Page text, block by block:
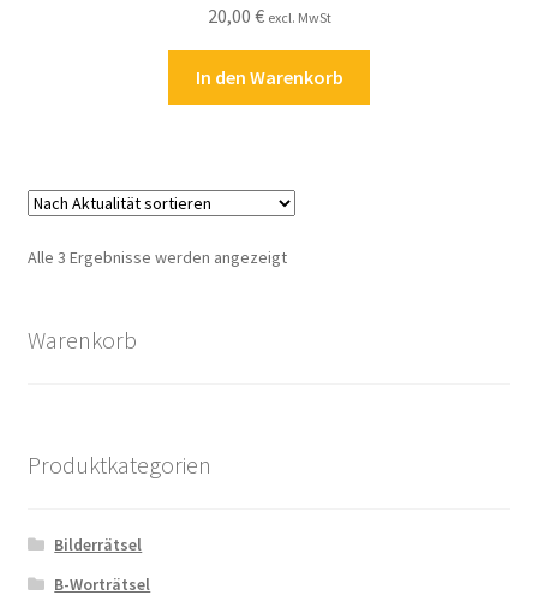
20,00 € excl. MwSt
In den Warenkorb
Alle 3 Ergebnisse werden angezeigtNach
Warenkorb
Produktkategorien
Bilderrätsel
B-Worträtsel